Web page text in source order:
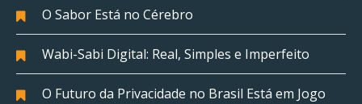
O Sabor Está no Cérebro
Wabi-Sabi Digital: Real, Simples e Imperfeito
O Futuro da Privacidade no Brasil Está em Jogo